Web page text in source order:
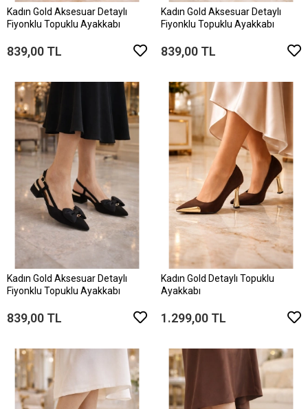
Kadın Gold Aksesuar Detaylı
Fiyonklu Topuklu Ayakkabı
839,00 TL
Kadın Gold Aksesuar Detaylı
Fiyonklu Topuklu Ayakkabı
839,00 TL
Kadın Gold Aksesuar Detaylı
Fiyonklu Topuklu Ayakkabı
839,00 TL
Kadın Gold Detaylı Topuklu
Ayakkabı
1.299,00 TL